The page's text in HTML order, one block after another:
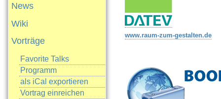
News
Wiki
Vorträge
Favorite Talks
Programm
als iCal exportieren
Vortrag einreichen
www.raum-zum-gestalten.de